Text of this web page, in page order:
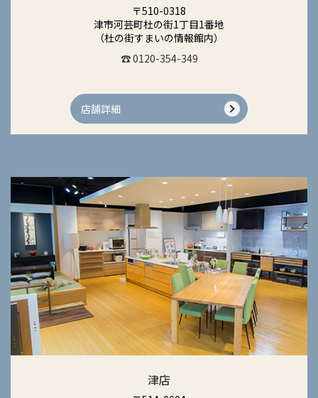
〒510-0318
津市河芸町杜の街1丁目1番地
（杜の街すまいの情報館内）
☎ 0120-354-349
店舗詳細
津店